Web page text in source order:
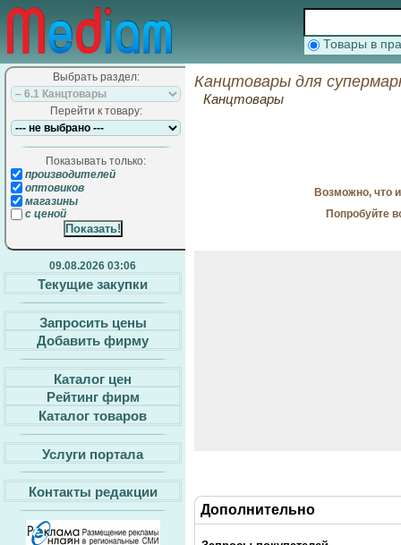
Товары в
Выбрать раздел:
Перейти к товару:
Показывать только:
производителей
оптовиков
магазины
с ценой
09.08.2026 03:06
Текущие закупки
Запросить цены
Добавить фирму
Каталог цен
Рейтинг фирм
Каталог товаров
Услуги портала
Контакты редакции
Канцтовары для
Канцтовары
Возможно, что
Попробуйте
Дополнительно